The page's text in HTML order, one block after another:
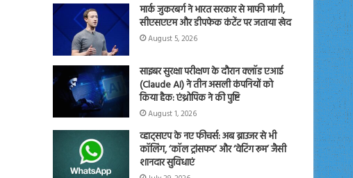
मार्क जुकरबर्ग ने भारत सरकार से माफी मांगी,
सीएसएएम और डीपफेक कंटेंट पर जताया खेद
August 5, 2026
साइबर सुरक्षा परीक्षण के दौरान क्लॉड एआई
(Claude AI) ने तीन असली कंपनियों को
किया हैक: एंथ्रोपिक ने की पुष्टि
August 1, 2026
व्हाट्सएप के नए फीचर्स: अब ब्राउजर से भी
कॉलिंग, ‘कॉल ट्रांसफर’ और ‘वेटिंग रूम’ जैसी
शानदार सुविधाएं